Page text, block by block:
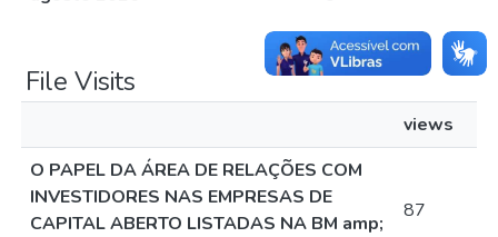
File Visits
views
O PAPEL DA ÁREA DE RELAÇÕES COM
INVESTIDORES NAS EMPRESAS DE
CAPITAL ABERTO LISTADAS NA BM amp;
87